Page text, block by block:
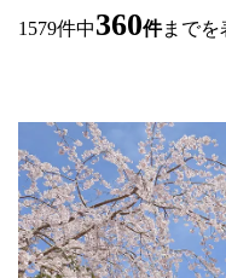
1579件中360件までを